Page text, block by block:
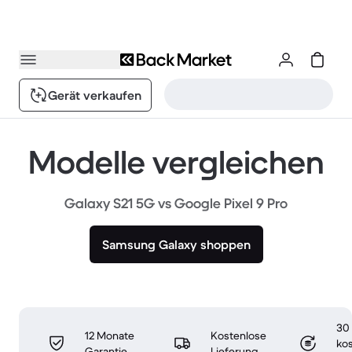
Gerät verkaufen
Modelle vergleichen
Galaxy S21 5G vs Google Pixel 9 Pro
Samsung Galaxy shoppen
12 Monate
Kostenlose
30